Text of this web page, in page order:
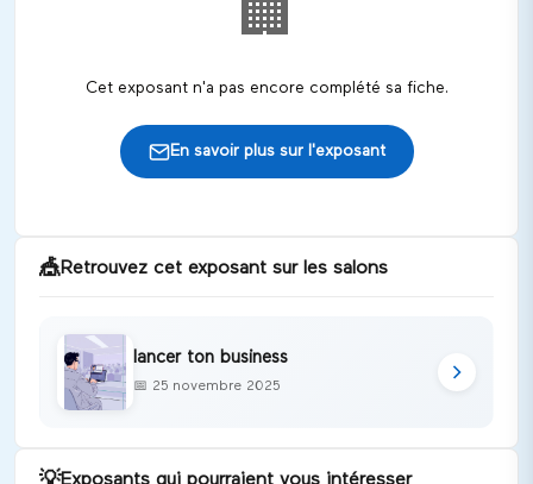
🏢
Cet exposant n'a pas encore complété sa fiche.
En savoir plus sur l'exposant
🎪Retrouvez cet exposant sur les salons
lancer ton business
📅 25 novembre 2025